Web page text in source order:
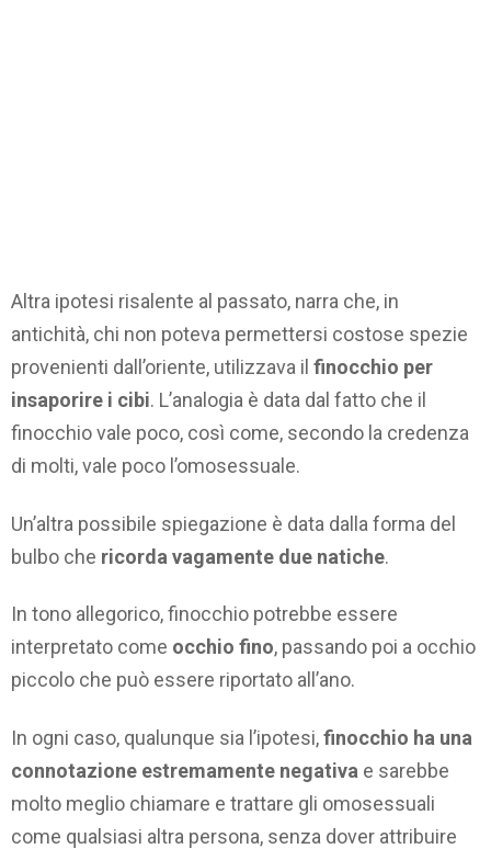
Altra ipotesi risalente al passato, narra che, in
antichità, chi non poteva permettersi costose spezie
provenienti dall’oriente, utilizzava il finocchio per
insaporire i cibi. L’analogia è data dal fatto che il
finocchio vale poco, così come, secondo la credenza
di molti, vale poco l’omosessuale.
Un’altra possibile spiegazione è data dalla forma del
bulbo che ricorda vagamente due natiche.
In tono allegorico, finocchio potrebbe essere
interpretato come occhio fino, passando poi a occhio
piccolo che può essere riportato all’ano.
In ogni caso, qualunque sia l’ipotesi,finocchio ha una
connotazione estremamente negativa e sarebbe
molto meglio chiamare e trattare gli omosessuali
come qualsiasi altra persona, senza dover attribuire